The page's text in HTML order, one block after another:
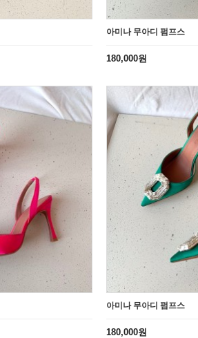
아미나 무아디 펌프스
180,000원
아미나 무아디 펌프스
180,000원